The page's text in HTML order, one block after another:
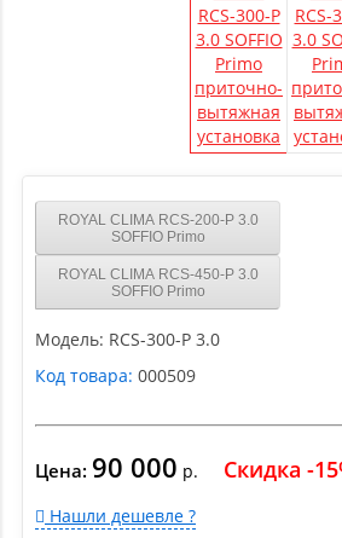
ROYAL CLIMA RCS-200-P 3.0
SOFFIO Primo
ROYAL CLIMA RCS-450-P 3.0
SOFFIO Primo
Модель: RCS-300-P 3.0
Код товара: 000509
Цена: 90 000 р. Скидка -
Нашли дешевле ?